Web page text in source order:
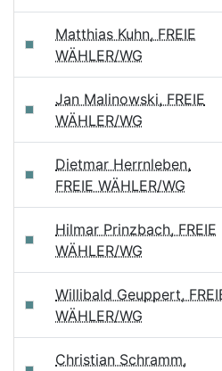
Matthias Kuhn, FREIE
WÄHLER/WG
Jan Malinowski, FREIE
WÄHLER/WG
Dietmar Herrnleben,
FREIE WÄHLER/WG
Hilmar Prinzbach, FREIE
WÄHLER/WG
Willibald Geuppert,
WÄHLER/WG
Christian Schramm,